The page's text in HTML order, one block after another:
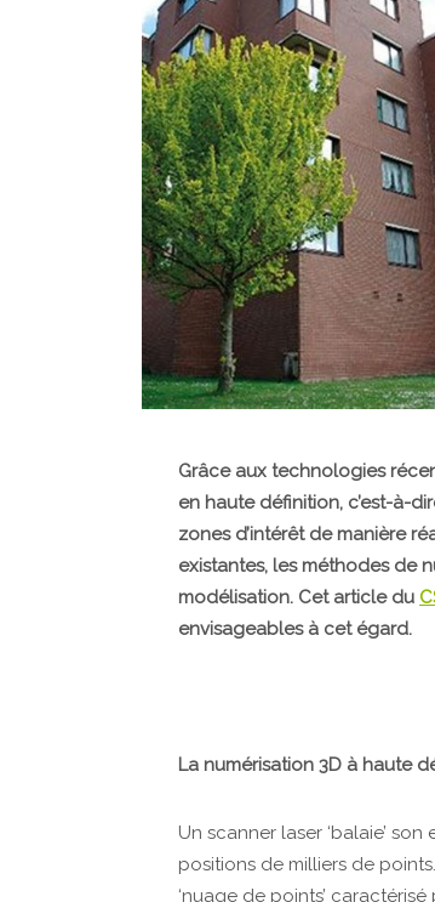
Grâce aux technologies
en haute définition, c’est-à-
zones d’intérêt de manière
existantes, les méthodes de
modélisation. Cet article du
envisageables à cet égard.
La numérisation 3D à haute
Un scanner laser ‘balaie’
positions de milliers de
‘nuage de points’